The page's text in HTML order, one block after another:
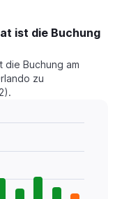
ist die Buchung
die Buchung am
zu